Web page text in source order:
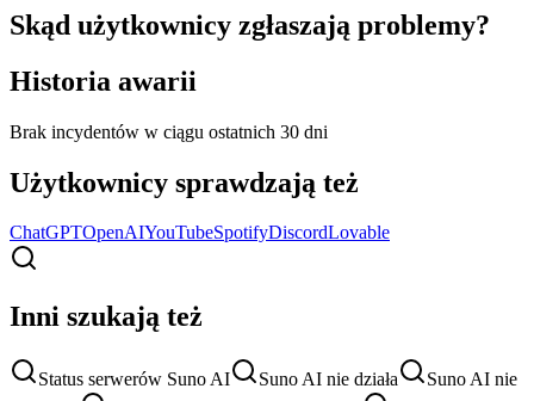
Skąd użytkownicy zgłaszają problemy?
Historia awarii
Brak incydentów w ciągu ostatnich 30 dni
Użytkownicy sprawdzają też
ChatGPTOpenAIYouTubeSpotifyDiscordLovable
Inni szukają też
Status serwerów Suno AI Suno AI nie działa
Suno AI nie